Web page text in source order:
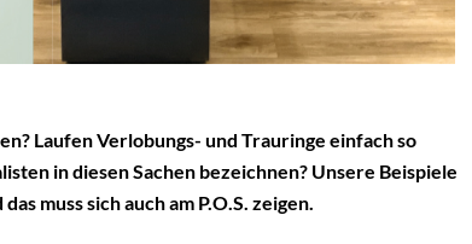
Laufen Verlobungs- und Trauringe einfach so
in diesen Sachen bezeichnen? Unsere Beispiele
muss sich auch am P.O.S. zeigen.